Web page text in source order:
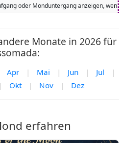
oder Monduntergang anzeigen,
Monate in 2026 für
Apr | Mai | Jun | Jul
|
| Okt | Nov | Dez
erfahren